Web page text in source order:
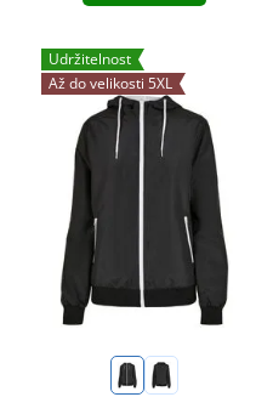
Udržitelnost
Až do velikosti 5XL